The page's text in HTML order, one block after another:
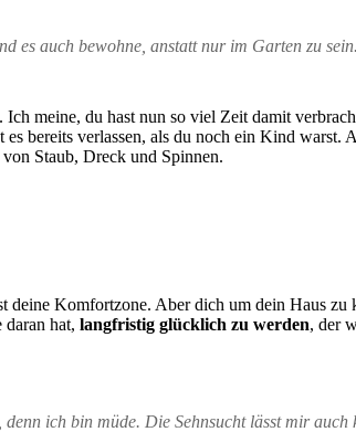
es auch bewohne, anstatt nur im Garten zu
meine, du hast nun so viel Zeit damit
bereits verlassen, als du noch ein Kind warst.
Staub, Dreck und Spinnen.
Komfortzone. Aber dich um dein Haus
hat, langfristig glücklich zu werden, der
ich bin müde. Die Sehnsucht lässt mir auch